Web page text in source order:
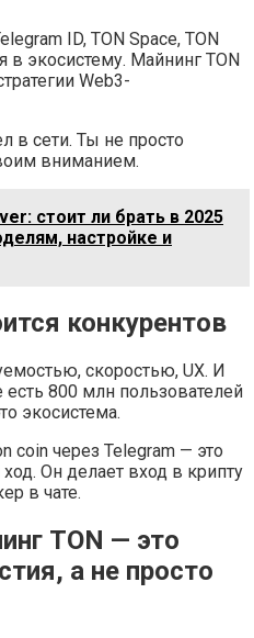
ID, TON Space, TON
в экосистему. Майнинг TON
Web3-
в сети. Ты не просто
вниманием.
стоит ли брать в 2025
настройке и
конкурентов
скоростью, UX. И
800 млн пользователей
экосистема.
coin через Telegram — это
ход. Он делает вход в крипту
в чате.
TON — это
а не просто